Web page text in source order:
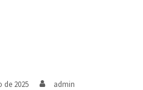
de 2025
admin